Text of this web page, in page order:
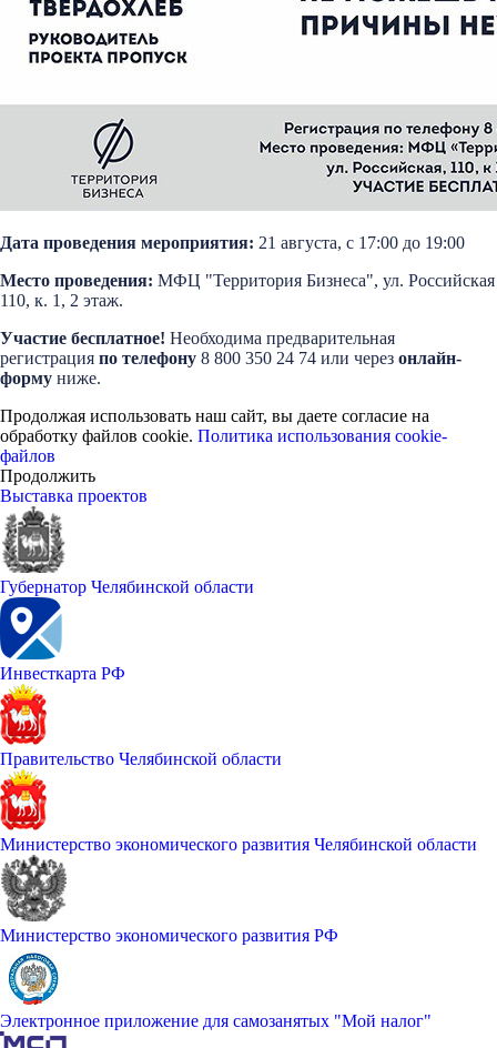
Дата проведения мероприятия: 21 августа, с 17:00 до 19:00
Место проведения: МФЦ "Территория Бизнеса", ул. Российская
110, к. 1, 2 этаж.
Участие бесплатное! Необходима предварительная
регистрация по телефону 8 800 350 24 74 или через онлайн-
форму ниже.
Продолжая использовать наш сайт, вы даете согласие на
обработку файлов cookie. Политика использования cookie-
файлов
Продолжить
Выставка проектов
Губернатор Челябинской области
Инвесткарта РФ
Правительство Челябинской области
Министерство экономического развития Челябинской области
Министерство экономического развития РФ
Электронное приложение для самозанятых "Мой налог"